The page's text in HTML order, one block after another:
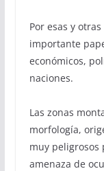
Por esas y
importante
económicos,
naciones.
Las zonas
morfología,
muy peligrosos
amenaza de